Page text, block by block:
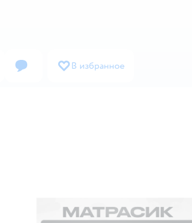
В избранное